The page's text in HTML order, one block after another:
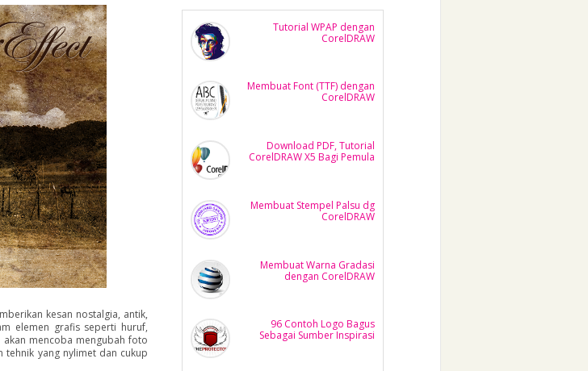
kesan nostalgia, antik,
elemen grafis seperti huruf,
mencoba mengubah foto
yang nylimet dan cukup
Tutorial WPAP dengan
CorelDRAW
Membuat Font (TTF) dengan
CorelDRAW
Download PDF, Tutorial
CorelDRAW X5 Bagi Pemula
Membuat Stempel Palsu dg
CorelDRAW
Membuat Warna Gradasi
dengan CorelDRAW
96 Contoh Logo Bagus
Sebagai Sumber Inspirasi